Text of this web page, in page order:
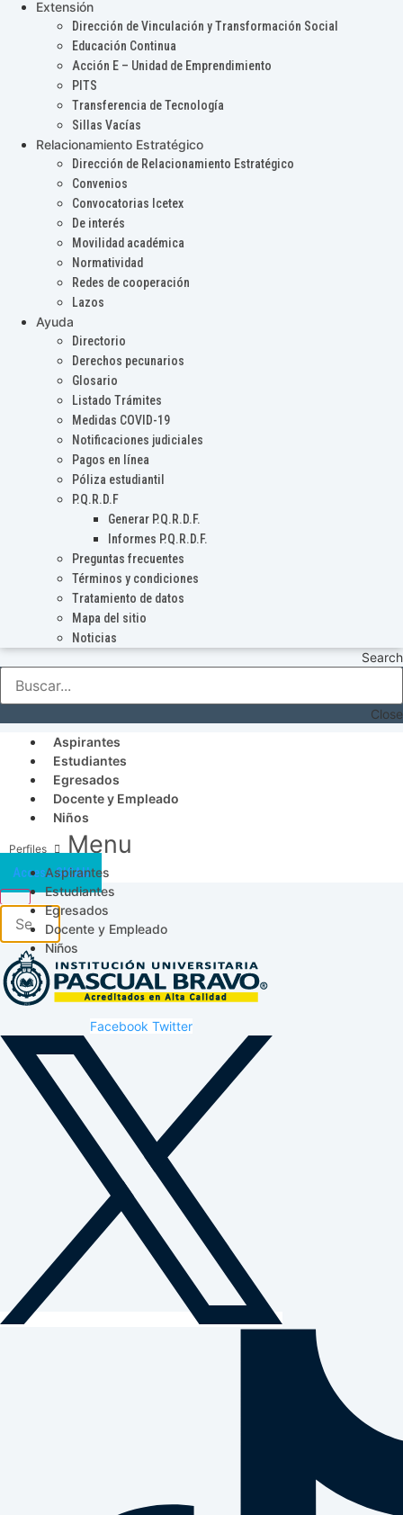
Extensión
Dirección de Vinculación y Transformación Social
Educación Continua
Acción E – Unidad de Emprendimiento
PITS
Transferencia de Tecnología
Sillas Vacías
Relacionamiento Estratégico
Dirección de Relacionamiento Estratégico
Convenios
Convocatorias Icetex
De interés
Movilidad académica
Normatividad
Redes de cooperación
Lazos
Ayuda
Directorio
Derechos pecunarios
Glosario
Listado Trámites
Medidas COVID-19
Notificaciones judiciales
Pagos en línea
Póliza estudiantil
P.Q.R.D.F
Generar P.Q.R.D.F.
Informes P.Q.R.D.F.
Preguntas frecuentes
Términos y condiciones
Tratamiento de datos
Mapa del sitio
Noticias
Search
Close
Aspirantes
Estudiantes
Egresados
Docente y Empleado
Niños
Menu
Aspirantes
Estudiantes
Egresados
Docente y Empleado
Niños
Acceso SICAU
Facebook Twitter